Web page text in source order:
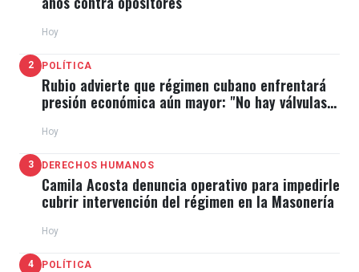
Hoy
2 POLÍTICA
Rubio advierte que régimen cubano enfrentará
presión económica aún mayor: "No hay válvulas
Hoy
3 DERECHOS HUMANOS
Camila Acosta denuncia operativo para impedirle
cubrir intervención del régimen en la Masonería
Hoy
4 POLÍTICA